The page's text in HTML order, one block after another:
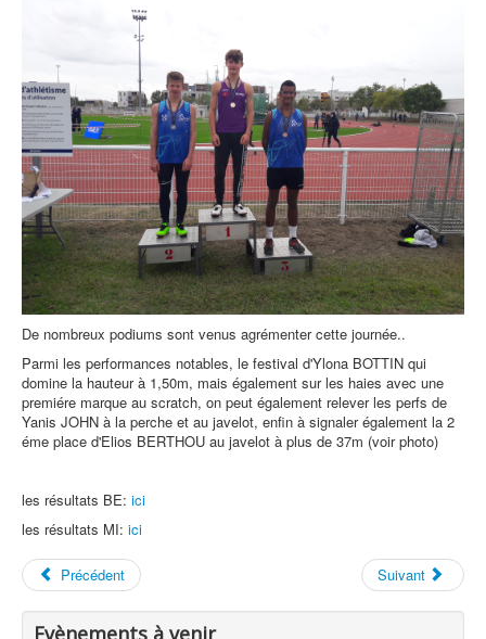
De nombreux podiums sont venus agrémenter cette journée..
Parmi les performances notables, le festival d'Ylona BOTTIN qui
domine la hauteur à 1,50m, mais également sur les haies avec une
premiére marque au scratch, on peut également relever les perfs de
Yanis JOHN à la perche et au javelot, enfin à signaler également la 2
éme place d'Elios BERTHOU au javelot à plus de 37m (voir photo)
les résultats BE: ici
les résultats MI: ici
Précédent Suivant
Evènements à venir